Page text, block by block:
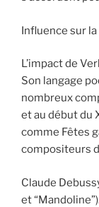
Influence sur
L’impact de
Son langage
nombreux
et au début du
comme Fêtes
compositeurs
Claude
et